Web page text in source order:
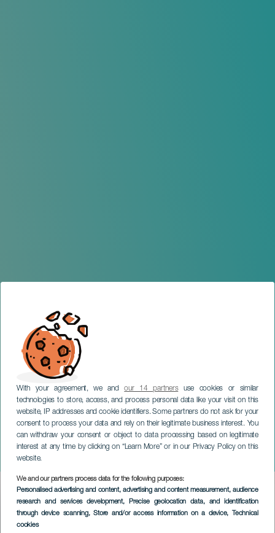
With your agreement, we andour 14 partnersuse cookies or similar
technologies to store, access, and process personal data like your visit on this
website, IP addresses and cookie identifiers. Some partners do not ask for your
consent to process your data and rely on their legitimate business interest. You
can withdraw your consent or object to data processing based on legitimate
interest at any time by clicking on “Learn More” or in our Privacy Policy on this
website.
We and our partners process data for the following purposes:
Personalised advertising and content, advertising and content measurement, audience
research and services development, Precise geolocation data, and identification
through device scanning, Store and/or access information on a device, Technical
cookies
Romería de San José y
Virgen del Pino
GRAN CANARIA
Imagen
Listado